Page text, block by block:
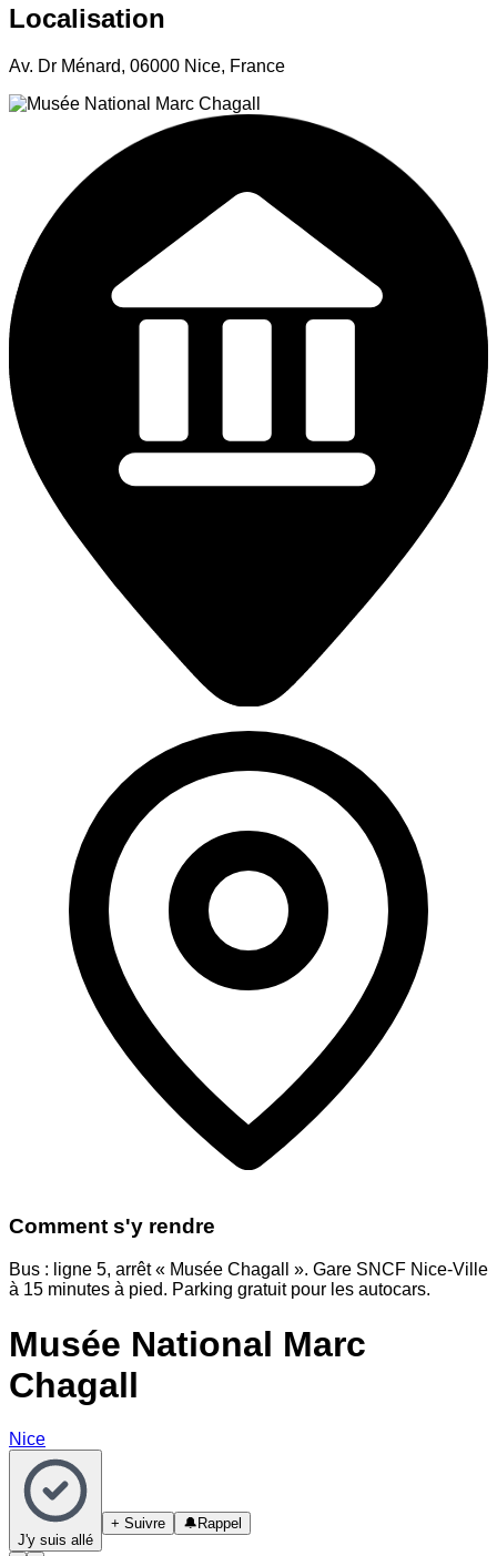
Localisation
Av. Dr Ménard, 06000 Nice, France
Comment s'y rendre
Bus : ligne 5, arrêt « Musée Chagall ». Gare SNCF Nice-Ville
à 15 minutes à pied. Parking gratuit pour les autocars.
Musée National Marc
Chagall
Nice
J'y suis allé
+ Suivre 🔔 Rappel